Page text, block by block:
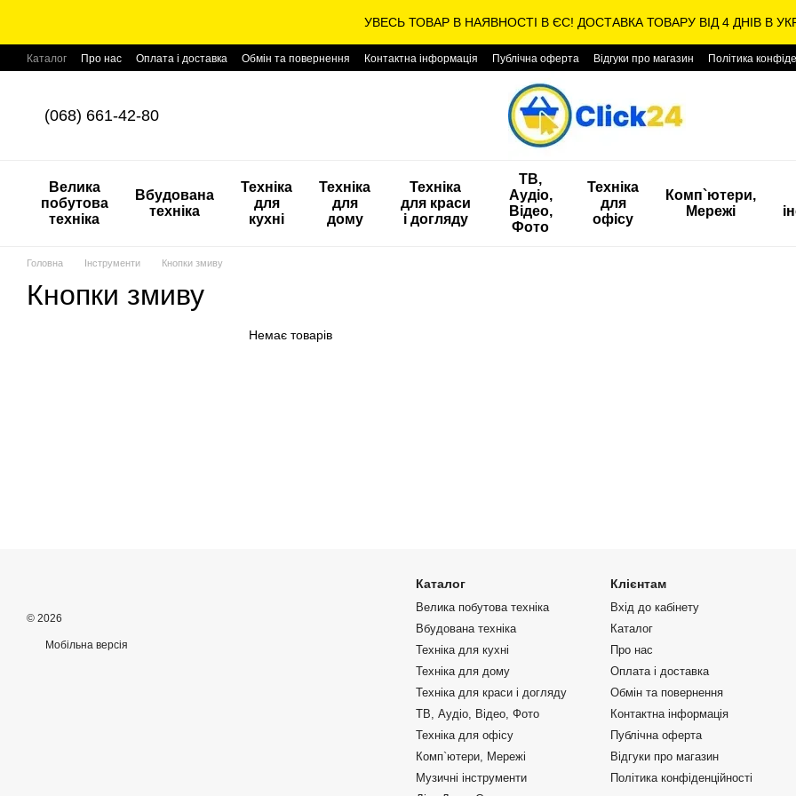
УВЕСЬ ТОВАР В НАЯВНОСТІ В ЄС! ДОСТАВКА ТОВАРУ ВІД 4 ДНІВ В
Каталог Про нас Оплата і доставка Обмін та повернення Контактна інформація Публічна оферта Відгуки про магазин Політика
(068) 661-42-80
Велика
побутова
техніка
Вбудована
техніка
Техніка
для
кухні
Техніка
для
дому
Техніка
для краси
і догляду
ТВ,
Аудіо,
Відео,
Фото
Техніка
для
офісу
Комп`ютери,
Мережі
Головна Інструменти Кнопки змиву
Кнопки змиву
Немає товарів
© 2026
Мобільна версія
Каталог
Велика побутова техніка
Вбудована техніка
Техніка для кухні
Техніка для дому
Техніка для краси і догляду
ТВ, Аудіо, Відео, Фото
Техніка для офісу
Комп`ютери, Мережі
Музичні інструменти
Клієнтам
Вхід до кабінету
Каталог
Про нас
Оплата і доставка
Обмін та повернення
Контактна інформація
Публічна оферта
Відгуки про магазин
Політика конфіденційності